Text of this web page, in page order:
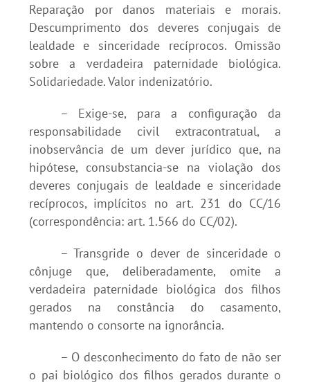
Reparação por danos materiais e morais.
Descumprimento dos deveres conjugais de
lealdade e sinceridade recíprocos. Omissão
sobre a verdadeira paternidade biológica.
Solidariedade. Valor indenizatório.
– Exige-se, para a configuração da
responsabilidade civil extracontratual, a
inobservância de um dever jurídico que, na
hipótese, consubstancia-se na violação dos
deveres conjugais de lealdade e sinceridade
recíprocos, implícitos no art. 231 do CC/16
(correspondência: art. 1.566 do CC/02).
– Transgride o dever de sinceridade o
cônjuge que, deliberadamente, omite a
verdadeira paternidade biológica dos filhos
gerados na constância do casamento,
mantendo o consorte na ignorância.
– O desconhecimento do fato de não ser
o pai biológico dos filhos gerados durante o